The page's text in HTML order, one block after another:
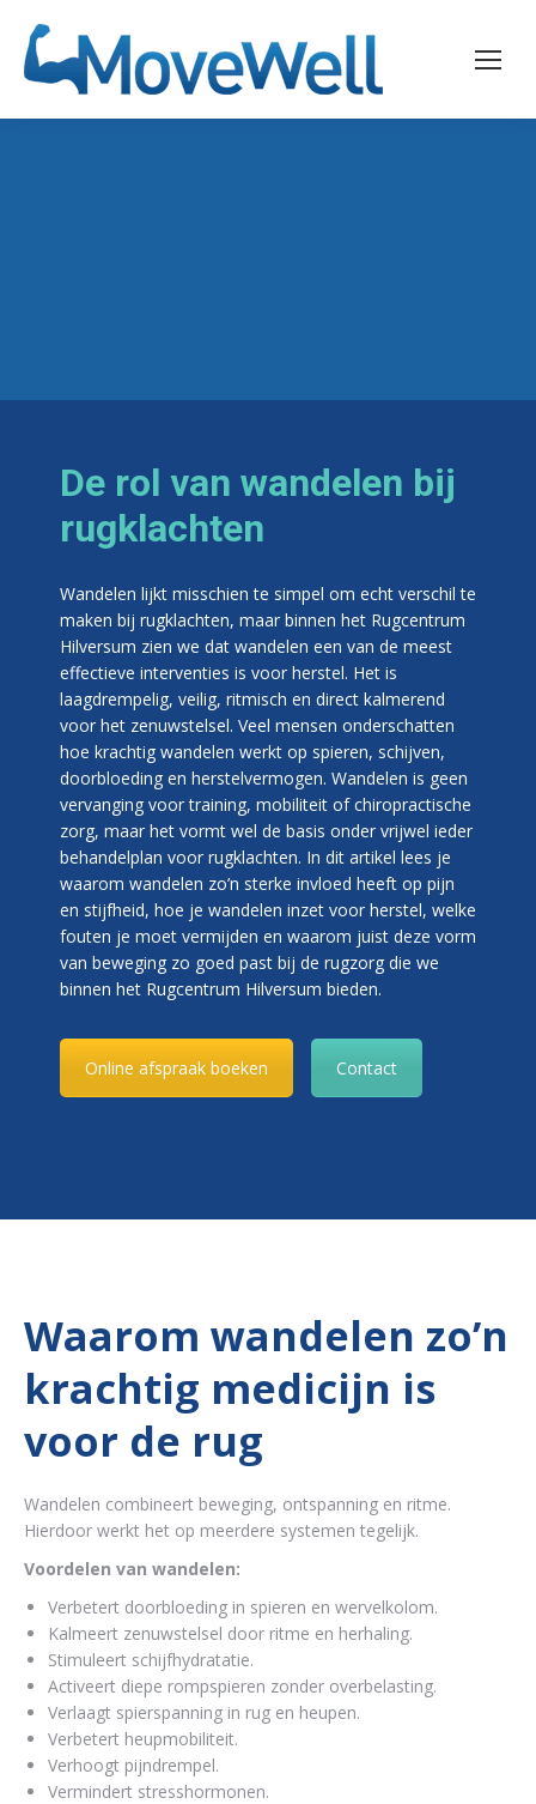
De rol van wandelen bij
rugklachten
Wandelen lijkt misschien te simpel om echt verschil te
maken bij rugklachten, maar binnen het Rugcentrum
Hilversum zien we dat wandelen een van de meest
effectieve interventies is voor herstel. Het is
laagdrempelig, veilig, ritmisch en direct kalmerend
voor het zenuwstelsel. Veel mensen onderschatten
hoe krachtig wandelen werkt op spieren, schijven,
doorbloeding en herstelvermogen. Wandelen is geen
vervanging voor training, mobiliteit of chiropractische
zorg, maar het vormt wel de basis onder vrijwel ieder
behandelplan voor rugklachten. In dit artikel lees je
waarom wandelen zo’n sterke invloed heeft op pijn
en stijfheid, hoe je wandelen inzet voor herstel, welke
fouten je moet vermijden en waarom juist deze vorm
van beweging zo goed past bij de rugzorg die we
binnen het Rugcentrum Hilversum bieden.
Online afspraak boeken Contact
Waarom wandelen zo’n
krachtig medicijn is
voor de rug
Wandelen combineert beweging, ontspanning en ritme.
Hierdoor werkt het op meerdere systemen tegelijk.
Voordelen van wandelen:
Verbetert doorbloeding in spieren en wervelkolom.
Kalmeert zenuwstelsel door ritme en herhaling.
Stimuleert schijfhydratatie.
Activeert diepe rompspieren zonder overbelasting.
Verlaagt spierspanning in rug en heupen.
Verbetert heupmobiliteit.
Verhoogt pijndrempel.
Vermindert stresshormonen.